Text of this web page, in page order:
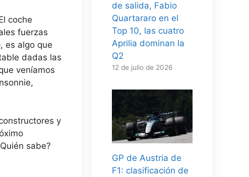
coche
fuerzas
es algo que
dadas las
veníamos
y
sabe?
de salida, Fabio
Quartararo en el
Top 10, las cuatro
Aprilia dominan la
Q2
12 de julio de 2026
GP de Austria de
F1: clasificación de